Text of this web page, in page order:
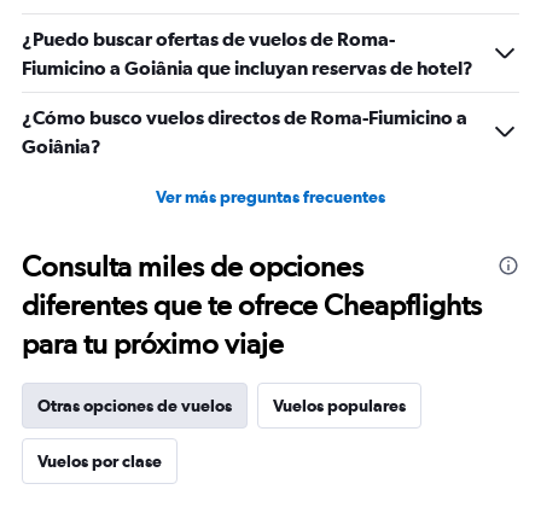
¿Puedo buscar ofertas de vuelos de Roma-
Fiumicino a Goiânia que incluyan reservas de hotel?
¿Cómo busco vuelos directos de Roma-Fiumicino a
Goiânia?
Ver más preguntas frecuentes
Consulta miles de opciones
diferentes que te ofrece Cheapflights
para tu próximo viaje
Otras opciones de vuelos Vuelos populares
Vuelos por clase